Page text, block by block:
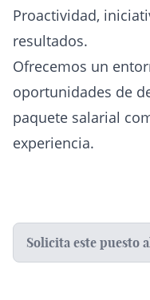
Proactividad,
resultados.
Ofrecemos un
oportunidades de
paquete salarial
experiencia.
Solicita este puesto